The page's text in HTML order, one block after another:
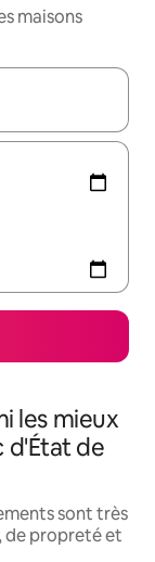
maisons
flèches vers le
les mieux
d'État de
sont très
de propreté et